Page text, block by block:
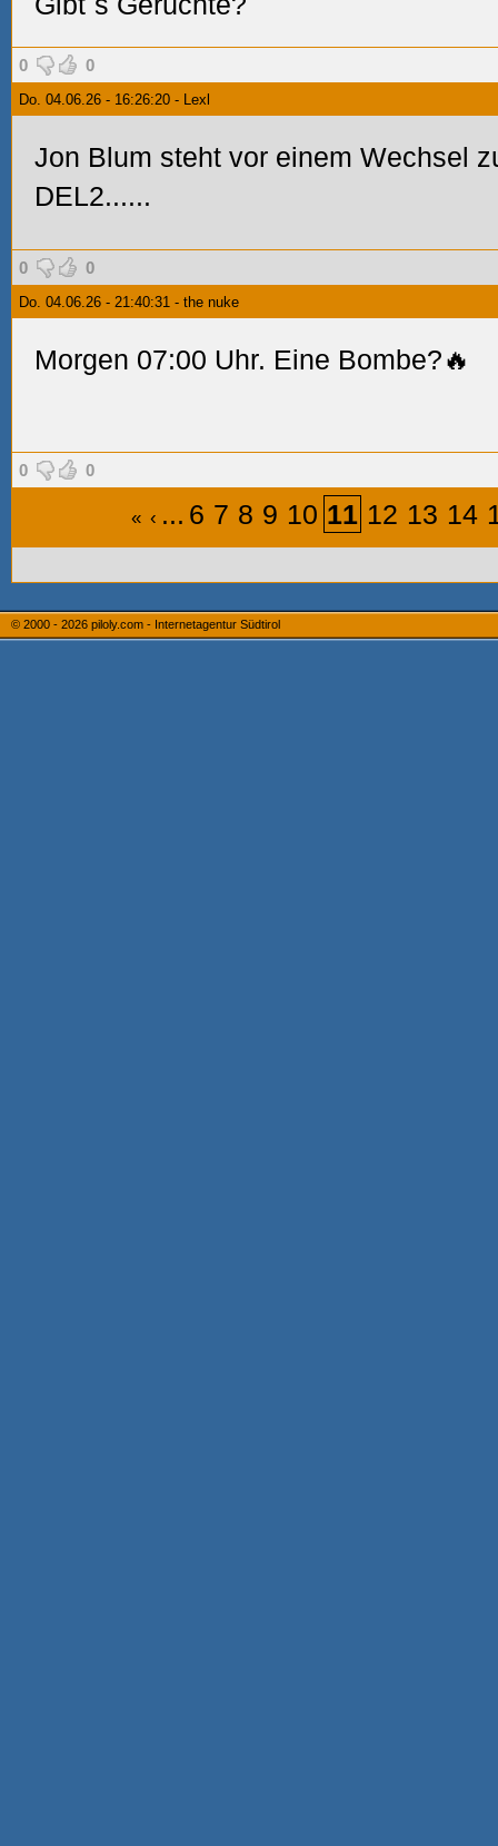
0 0
Do. 04.06.26 - 16:26:20 - Lexl
Jon Blum steht vor einem Wechsel
DEL2......
0 0
Do. 04.06.26 - 21:40:31 - the nuke
Morgen 07:00 Uhr. Eine Bombe?🔥
0 0
« ‹ ... 6 7 8 9 10 11 12 13 14
© 2000 - 2026 piloly.com - Internetagentur Südtirol